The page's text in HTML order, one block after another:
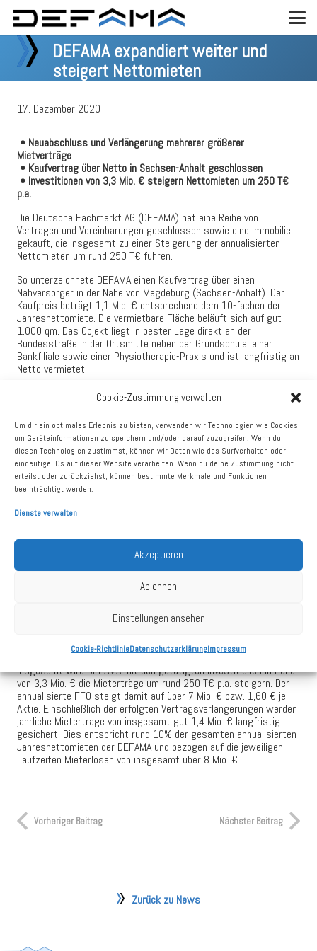
Cookie-Zustimmung verwalten
Um dir ein optimales Erlebnis zu bieten, verwenden wir Technologien wie Cookies,
um Geräteinformationen zu speichern und/oder darauf zuzugreifen. Wenn du
diesen Technologien zustimmst, können wir Daten wie das Surfverhalten oder
eindeutige IDs auf dieser Website verarbeiten. Wenn du deine Zustimmung nicht
erteilst oder zurückziehst, können bestimmte Merkmale und Funktionen
beeinträchtigt werden.
Dienste verwalten
Akzeptieren
Ablehnen
Einstellungen ansehen
Cookie-RichtlinieDatenschutzerklärungImpressum
DEFAMA expandiert weiter und
steigert Nettomieten
17. Dezember 2020
• Neuabschluss und Verlängerung mehrerer größerer
Mietverträge
• Kaufvertrag über Netto in Sachsen-Anhalt geschlossen
• Investitionen von 3,3 Mio. € steigern Nettomieten um 250 T€
p.a.
Die Deutsche Fachmarkt AG (DEFAMA) hat eine Reihe von
Verträgen und Vereinbarungen geschlossen sowie eine Immobilie
gekauft, die insgesamt zu einer Steigerung der annualisierten
Nettomieten um rund 250 T€ führen.
So unterzeichnete DEFAMA einen Kaufvertrag über einen
Nahversorger in der Nähe von Magdeburg (Sachsen-Anhalt). Der
Kaufpreis beträgt 1,1 Mio. € entsprechend dem 10-fachen der
Jahresnettomiete. Die vermietbare Fläche beläuft sich auf gut
1.000 qm. Das Objekt liegt in bester Lage direkt an der
Bundesstraße in der Ortsmitte neben der Grundschule, einer
Bankfiliale sowie einer Physiotherapie-Praxis und ist langfristig an
Netto vermietet.
Darüber hinaus hat DEFAMA in einigen Bestandsobjekten neue
langfristige Mietverträge abgeschlossen. So konnte in Löwenberg
werden. Der Bauantrag ist bereits gestellt, der entsprechende
Umbau soll im kommenden Jahr stattfinden. Schon im
Spätsommer geschlossen wurde ein Vertrag mit Penny für eine
vergrößerte Fläche in Hamm. Der Bauantrag wird hier in Kürze
gestellt werden. Der Umbau soll 2022 stattfinden. Auch in
Lübbenau investiert DEFAMA, hier werden unter anderem die
Flächen von Amplifon und der Bäckerei vergrößert. Die Investition
für alle drei Maßnahmen zusammen beträgt rund 2,2 Mio. €.
Des Weiteren gelang allein in den vergangenen Wochen in einer
ganzen Reihe von Objekten die Verlängerung der Ankermietverträge
um durchschnittlich 4 Jahre. Hierfür waren keine Investitionen
nötig. Teils erfolgte dies durch Optionsausübungen, teils durch
Einschließlich der von einem weiteren Ankermieter angekündigten
der gesamten annualisierten Jahresnettomieten der DEFAMA.
Insgesamt wird DEFAMA mit den getätigten Investitionen in Höhe
von 3,3 Mio. € die Mieterträge um rund 250 T€ p.a. steigern. Der
annualisierte FFO steigt damit auf über 7 Mio. € bzw. 1,60 € je
Aktie. Einschließlich der erfolgten Vertragsverlängerungen werden
jährliche Mieterträge von insgesamt gut 1,4 Mio. € langfristig
gesichert. Dies entspricht rund 10% der gesamten annualisierten
Jahresnettomieten der DEFAMA und bezogen auf die jeweiligen
Laufzeiten Mieterlösen von insgesamt über 8 Mio. €.
Vorheriger Beitrag Nächster Beitrag
Zurück zu News